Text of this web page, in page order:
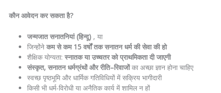
कौन आवेदन कर सकता है?
जन्मजात सनातनियां(हिन्दू), या
जिन्होंने कम से कम15 वर्षों तक सनातन धर्म की सेवा की हो
शैक्षिक योग्यता: स्नातक या उच्चतर को प्राथमिकता दी जाएगी
संस्कृत, सनातन धर्मग्रंथों और रीति–रिवाजोंका अच्छा ज्ञान होना चाहिए
स्वच्छ पृष्ठभूमि और धार्मिक गतिविधियों में सक्रिय भागीदारी
किसी भी धर्म-विरोधी या अनैतिक कार्य में शामिल न हों